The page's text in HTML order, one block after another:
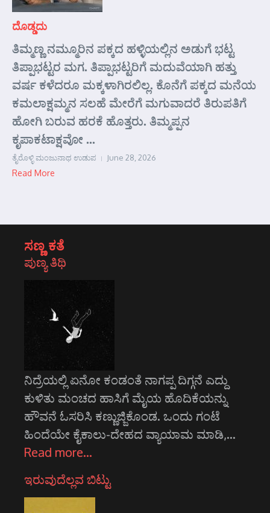
ದೊಡ್ಡದು
ತಿಮ್ಮಣ್ಣ ನಮ್ಮೂರಿನ ಪಕ್ಕದ ಹಳ್ಳಿಯಲ್ಲಿನ ಅಡುಗೆ ಭಟ್ಟ
ತಿಪ್ಪಾಭಟ್ಟರ ಮಗ. ತಿಪ್ಪಾಭಟ್ಟರಿಗೆ ಮದುವೆಯಾಗಿ ಹತ್ತು
ವರ್ಷ ಕಳೆದರೂ ಮಕ್ಕಳಾಗಿರಲಿಲ್ಲ. ಕೊನೆಗೆ ಪಕ್ಕದ ಮನೆಯ
ಕಮಲಾಕ್ಷಮ್ಮನ ಸಲಹೆ ಮೇರೆಗೆ ಮಗುವಾದರೆ ತಿರುಪತಿಗೆ
ಹೋಗಿ ಬರುವ ಹರಕೆ ಹೊತ್ತರು. ತಿಮ್ಮಪ್ಪನ
ಕೃಪಾಕಟಾಕ್ಷವೋ ...
ತೈರೊಳ್ಳಿ ಮಂಜುನಾಥ ಉಡುಪ June 28, 2026
Read More
ಸಣ್ಣ ಕತೆ
ಪುಣ್ಯ ತಿಥಿ
ನಿದ್ರೆಯಲ್ಲಿ ಏನೋ ಕಂಡಂತೆ ನಾಗಪ್ಪ ದಿಗ್ಗನೆ ಎದ್ದು
ಕುಳಿತು ಮಂಚದ ಹಾಸಿಗೆ ಮೈಯ ಹೊದಿಕೆಯನ್ನು
ಹೌವನೆ ಓಸರಿಸಿ ಕಣ್ಣುಜ್ಜಿಕೊಂಡ. ಒಂದು ಗಂಟೆ
ಹಿಂದೆಯೇ ಕೈಕಾಲು-ದೇಹದ ವ್ಯಾಯಾಮ ಮಾಡಿ,…
Read more…
ಇರುವುದೆಲ್ಲವ ಬಿಟ್ಟು